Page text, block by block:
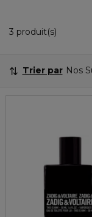
3 produit(s)
Trier par Nos